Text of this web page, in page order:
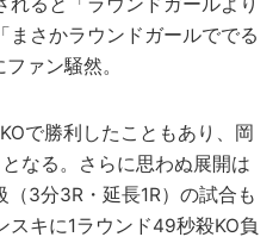
ると「ラウンドガールより
まさかラウンドガールででる
ァン騒然。
で勝利したこともあり、岡
なる。さらに思わぬ展開は
3分3R・延長1R）の試合も
キに1ラウンド49秒殺KO負